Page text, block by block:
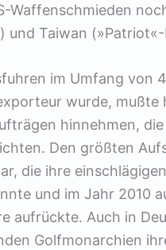
Waffenschmieden
und Taiwan
im Umfang von
wurde, mußte
hinnehmen,
Den größten
die ihre
und im Jahr 2010
aufrückte. Auch in
Golfmonarchien